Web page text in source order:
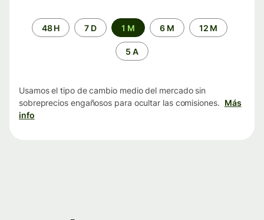
Periodo48 H 7 D 1 M 6 M 12 M
5 A
Usamos el tipo de cambio medio del mercado sin
sobreprecios engañosos para ocultar las comisiones. Más
info